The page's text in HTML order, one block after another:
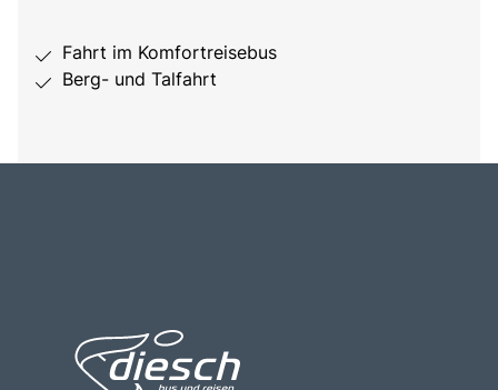
Fahrt im Komfortreisebus
Berg- und Talfahrt